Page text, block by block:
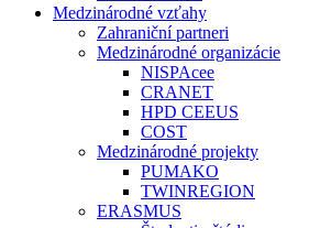
Medzinárodné vzťahy
Zahraniční partneri
Medzinárodné organizácie
NISPAcee
CRANET
HPD CEEUS
COST
Medzinárodné projekty
PUMAKO
TWINREGION
ERASMUS